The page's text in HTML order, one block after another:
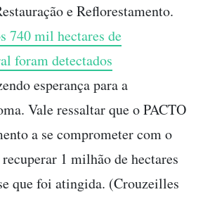
e Reflorestamento.
740 mil hectares de
foram detectados
esperança para a
Vale ressaltar que o PACTO
a se comprometer com o
recuperar 1 milhão de hectares
que foi atingida. (Crouzeilles